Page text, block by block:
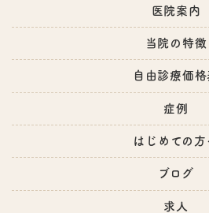
医院案内
当院の特徴
自由診療価格
症例
はじめての方
ブログ
求人